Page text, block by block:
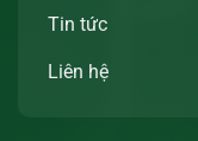
Tin tức
Liên hệ